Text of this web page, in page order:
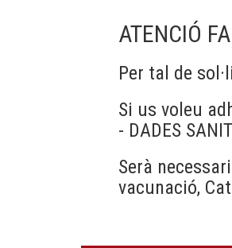
ATENCIÓ
Per tal de
Si us voleu
- DADES
Serà
vacunació,